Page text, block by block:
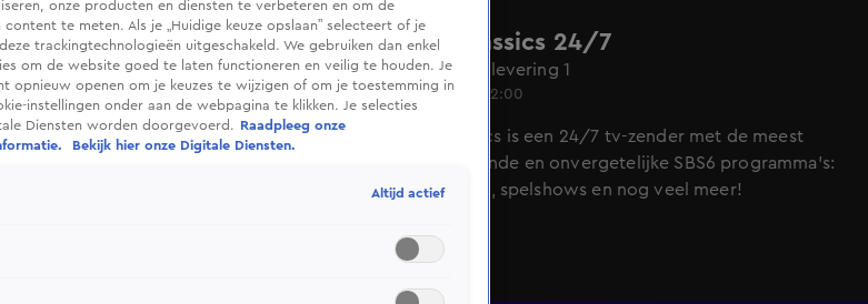
SBS6 Classics 24/7
Seizoen 1, aflevering 1
24 juli 2024, 12:00
SBS6 Classics is een 24/7 tv-zender met de meest
spraakmakende en onvergetelijke SBS6 programma's:
realityseries, spelshows en nog veel meer!
onze producten en diensten te verbeteren en om de
te meten. Als je „Huidige keuze opslaan” selecteert of je
trackingtechnologieën uitgeschakeld. We gebruiken dan enkel
om de website goed te laten functioneren en veilig te houden. Je
opnieuw openen om je keuzes te wijzigen of om je toestemming in
instellingen onder aan de webpagina te klikken. Je selecties
Diensten worden doorgevoerd.
Raadpleeg onze
Bekijk hier onze Digitale Diensten.
Altijd actief